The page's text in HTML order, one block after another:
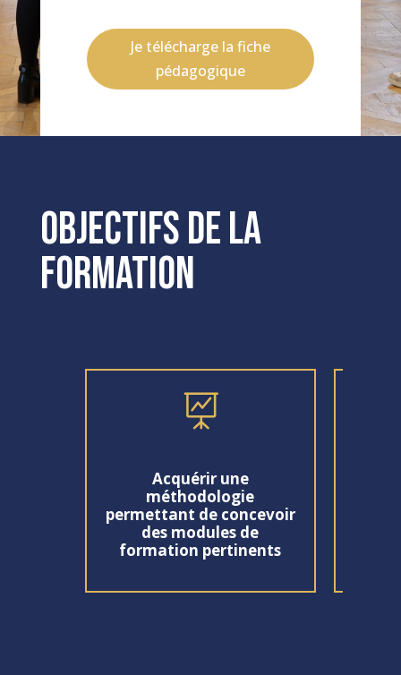
Je télécharge la fiche
pédagogique
Objectifs de la
formation

Acquérir une
méthodologie
permettant de concevoir
des modules de
formation pertinents